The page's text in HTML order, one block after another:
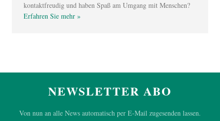
kontaktfreudig und haben Spaß am Umgang mit Menschen?
Erfahren Sie mehr »
NEWSLETTER ABO
Von nun an alle News automatisch per E-Mail zugesenden lassen.